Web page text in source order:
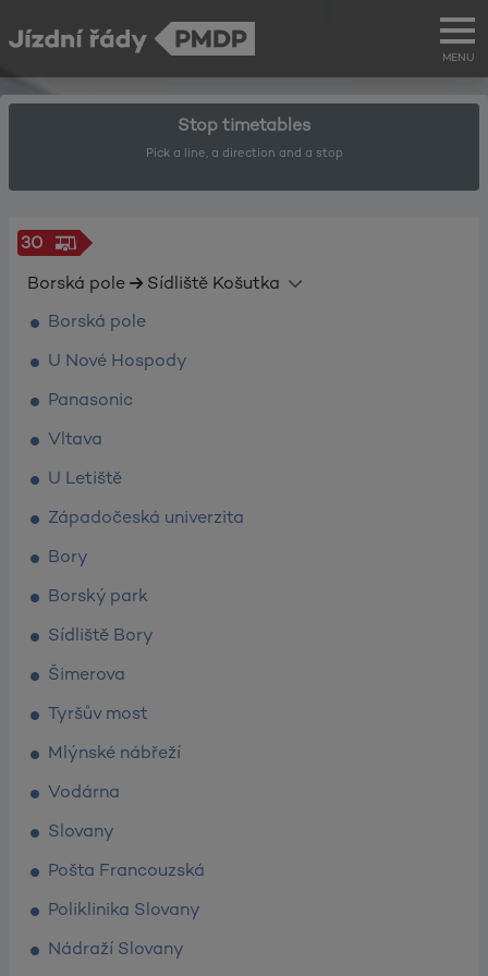
MENU
Stop timetables
Pick a line, a direction and a stop
30
Borská pole
Sídliště Košutka
Borská pole
U Nové Hospody
Panasonic
Vltava
U Letiště
Západočeská univerzita
Bory
Borský park
Sídliště Bory
Šimerova
Tyršův most
Mlýnské nábřeží
Vodárna
Slovany
Pošta Francouzská
Poliklinika Slovany
Nádraží Slovany